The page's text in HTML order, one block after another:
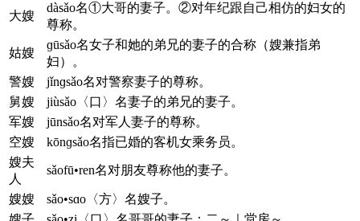
大嫂
dàsǎo名①大哥的妻子。②对年纪跟自己相仿的妇女的
尊称。
姑嫂
ɡūsǎo名女子和她的弟兄的妻子的合称（嫂兼指弟
妇）。
警嫂
jǐnɡsǎo名对警察妻子的尊称。
舅嫂
jiùsǎo〈口〉名妻子的弟兄的妻子。
军嫂
jūnsǎo名对军人妻子的尊称。
空嫂
kōnɡsǎo名指已婚的客机女乘务员。
嫂夫
人
sǎofū•ren名对朋友尊称他的妻子。
嫂嫂
sǎo•sɑo〈方〉名嫂子。